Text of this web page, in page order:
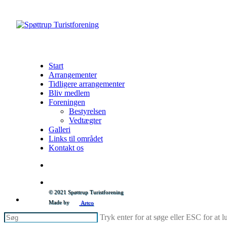
Skip
Start
Arrangementer
Tidligere arrangementer
Bliv medlem
Foreningen
Bestyrelsen
Vedtægter
Galleri
Links til området
Kontakt os
© 2021 Spøttrup Turistforening
Made by
Artco
facebook
Tryk enter for at søge eller ESC for at